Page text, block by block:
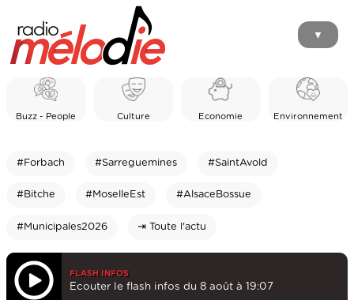
▼
Buzz - People Culture Economie Environnement
#Forbach #Sarreguemines #SaintAvold
#Bitche #MoselleEst #AlsaceBossue
#Municipales2026 ⇥ Toute l'actu
FLASH INFOS
Ecouter le flash infos du 8 août à 19:07